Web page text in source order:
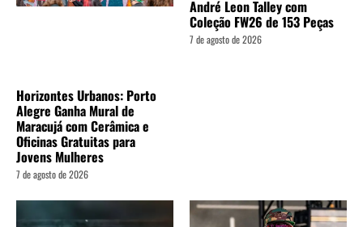
Horizontes Urbanos: Porto
Alegre Ganha Mural de
Maracujá com Cerâmica e
Oficinas Gratuitas para
Jovens Mulheres
7 de agosto de 2026
André Leon Talley com
Coleção FW26 de 153 Peças
7 de agosto de 2026